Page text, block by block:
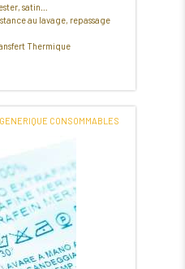
satin…
au lavage, repassage
Thermique
GENERIQUE CONSOMMABLES